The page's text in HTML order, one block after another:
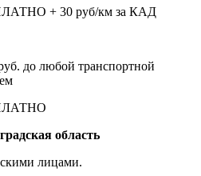
+ 30 руб/км за КАД
до любой транспортной
область
лицами.